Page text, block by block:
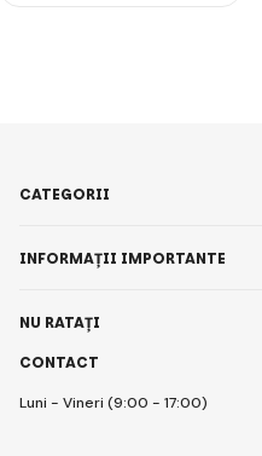
CONTACT
Luni - Vineri (9:00 - 17:00)
CATEGORII
INFORMAȚII IMPORTANTE
NU RATAȚI